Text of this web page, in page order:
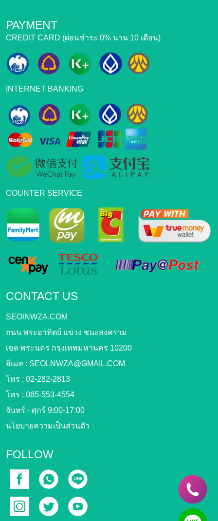
PAYMENT
CREDIT CARD (ผ่อนชำระ 0% นาน 10 เดือน)
INTERNET BANKING
COUNTER SERVICE
CONTACT US
SEOlNWZA.COM
ถนน พระอาทิตย์ แขวง ชนะสงคราม
เขต พระนคร กรุงเทพมหานคร 10200
อีเมล : SEOLNWZA@GMAIL.COM
โทร : 02-282-2813
โทร : 065-553-4554
จันทร์ - ศุกร์ 9:00-17:00
นโยบายความเป็นส่วนตัว
FOLLOW